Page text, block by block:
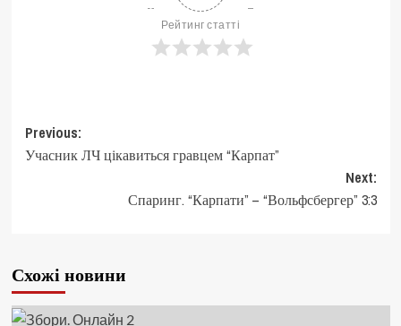
Рейтинг статті
Post
navigation
Previous:
Учасник ЛЧ цікавиться гравцем “Карпат”
Next:
Спаринг. “Карпати” – “Вольфсбергер” 3:3
Схожі новини